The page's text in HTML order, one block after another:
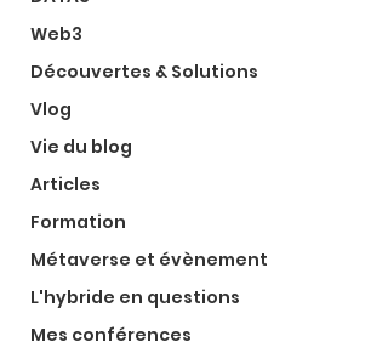
Web3
Découvertes & Solutions
Vlog
Vie du blog
Articles
Formation
Métaverse et évènement
L'hybride en questions
Mes conférences